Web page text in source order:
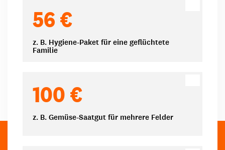
56 €
z. B. Hygiene-Paket für eine geflüchtete
Familie
100 €
z. B. Gemüse-Saatgut für mehrere Felder